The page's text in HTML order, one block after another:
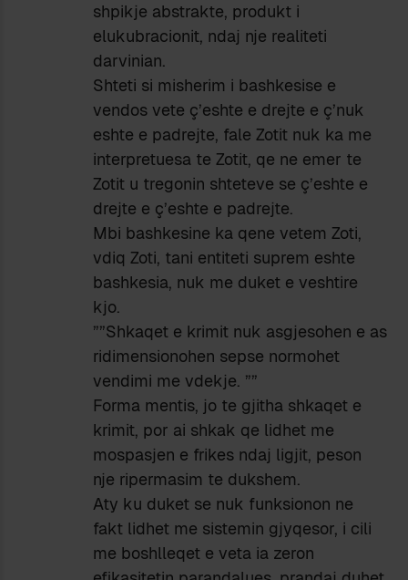
shpikje abstrakte, produkt i
elukubracionit, ndaj nje realiteti
darvinian.
Shteti si misherim i bashkesise e
vendos vete ç’eshte e drejte e ç’nuk
eshte e padrejte, fale Zotit nuk ka me
interpretuesa te Zotit, qe ne emer te
Zotit u tregonin shteteve se ç’eshte e
drejte e ç’eshte e padrejte.
Mbi bashkesine ka qene vetem Zoti,
vdiq Zoti, tani entiteti suprem eshte
bashkesia, nuk me duket e veshtire
kjo.
””Shkaqet e krimit nuk asgjesohen e as
ridimensionohen sepse normohet
vendimi me vdekje. ””
Forma mentis, jo te gjitha shkaqet e
krimit, por ai shkak qe lidhet me
mospasjen e frikes ndaj ligjit, peson
nje ripermasim te dukshem.
Aty ku duket se nuk funksionon ne
fakt lidhet me sistemin gjyqesor, i cili
me boshlleqet e veta ia zeron